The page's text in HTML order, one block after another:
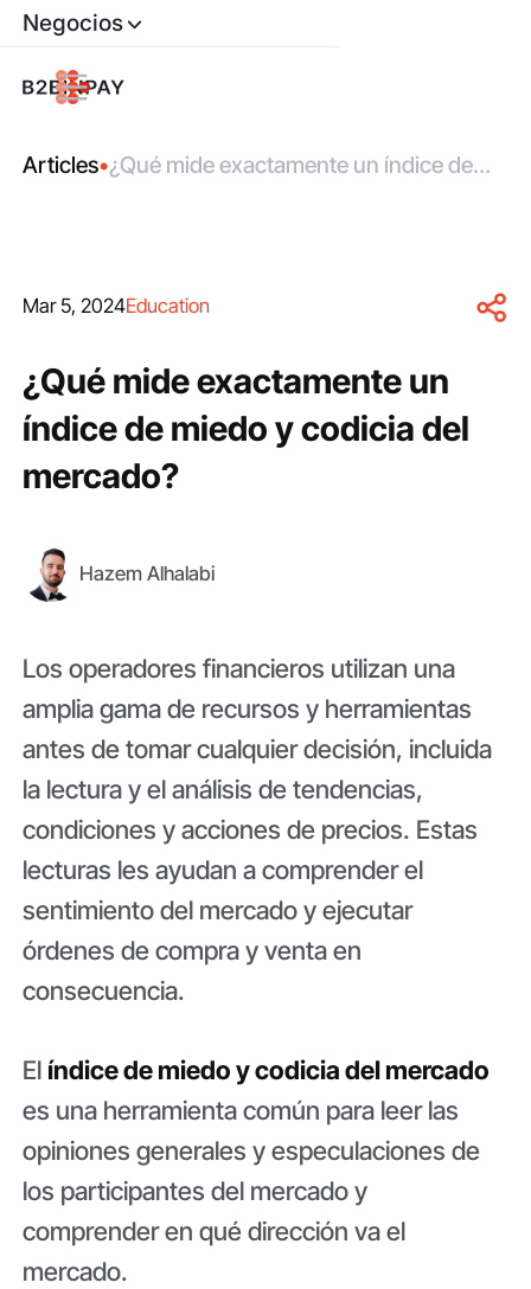
Negocios
Articles•¿Qué mide exactamente un índice de
Mar 5, 2024Education
¿Qué mide exactamente un
índice de miedo y codicia del
mercado?
Hazem Alhalabi
Los operadores financieros utilizan una
amplia gama de recursos y herramientas
antes de tomar cualquier decisión, incluida
la lectura y el análisis de tendencias,
condiciones y acciones de precios. Estas
lecturas les ayudan a comprender el
sentimiento del mercado y ejecutar
órdenes de compra y venta en
consecuencia.
El índice de miedo y codicia del mercado
es una herramienta común para leer las
opiniones generales y especulaciones de
los participantes del mercado y
comprender en qué dirección va el
mercado.